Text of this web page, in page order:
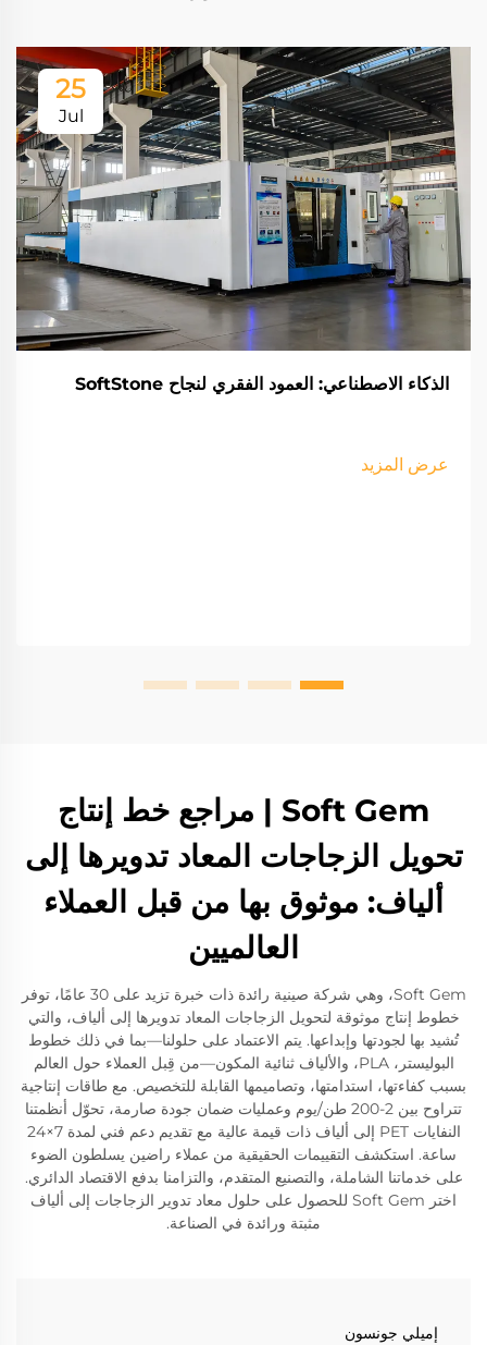
25
Jul
الذكاء الاصطناعي: العمود الفقري لنجاح SoftStone
عرض المزيد
Soft Gem | مراجع خط إنتاج
تحويل الزجاجات المعاد تدويرها إلى
ألياف: موثوق بها من قبل العملاء
العالميين
Soft Gem، وهي شركة صينية رائدة ذات خبرة تزيد على 30 عامًا، توفر
خطوط إنتاج موثوقة لتحويل الزجاجات المعاد تدويرها إلى ألياف، والتي
تُشيد بها لجودتها وإبداعها. يتم الاعتماد على حلولنا—بما في ذلك خطوط
البوليستر، PLA، والألياف ثنائية المكون—من قِبل العملاء حول العالم
بسبب كفاءتها، استدامتها، وتصاميمها القابلة للتخصيص. مع طاقات إنتاجية
تتراوح بين 2-200 طن/يوم وعمليات ضمان جودة صارمة، تحوّل أنظمتنا
النفايات PET إلى ألياف ذات قيمة عالية مع تقديم دعم فني لمدة 7×24
ساعة. استكشف التقييمات الحقيقية من عملاء راضين يسلطون الضوء
على خدماتنا الشاملة، والتصنيع المتقدم، والتزامنا بدفع الاقتصاد الدائري.
اختر Soft Gem للحصول على حلول معاد تدوير الزجاجات إلى ألياف
مثبتة ورائدة في الصناعة.
إميلي جونسون